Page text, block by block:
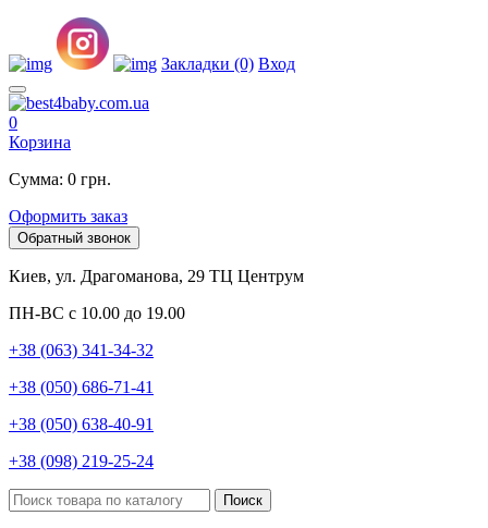
Закладки (0) Вход
0
Корзина
Сумма: 0 грн.
Оформить заказ
Обратный звонок
Киев, ул. Драгоманова, 29 ТЦ Центрум
ПН-ВС с 10.00 до 19.00
+38 (063) 341-34-32
+38 (050) 686-71-41
+38 (050) 638-40-91
+38 (098) 219-25-24
Поиск